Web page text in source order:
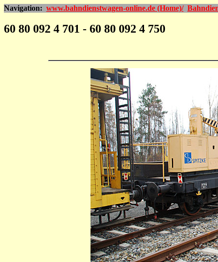
Navigation: www.bahndienstwagen-online.de (Home)/
60 80 092 4 701 - 60 80 092 4 750